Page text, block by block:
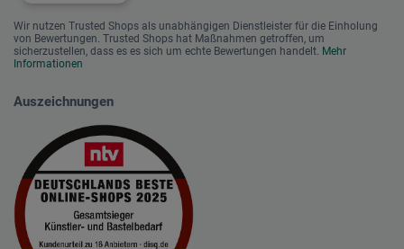
Wir nutzen Trusted Shops als unabhängigen Dienstleister für die Einholung
von Bewertungen. Trusted Shops hat Maßnahmen getroffen, um
sicherzustellen, dass es es sich um echte Bewertungen handelt. Mehr
Informationen
Auszeichnungen